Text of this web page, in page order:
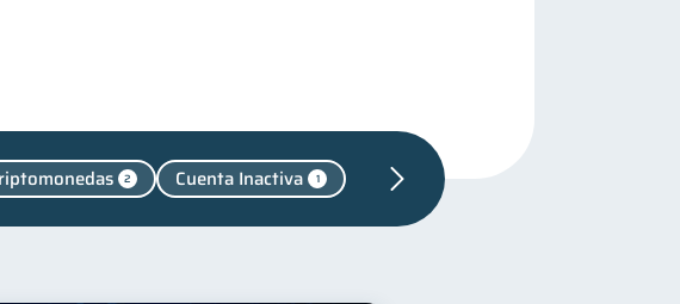
2 Cuenta Inactiva 1